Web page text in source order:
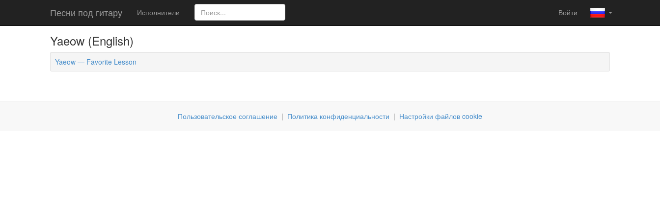
Песни под гитару Исполнители Войти
Yaeow (English)
Yaeow — Favorite Lesson
Пользовательское соглашение | Политика конфиденциальности | Настройки файлов cookie